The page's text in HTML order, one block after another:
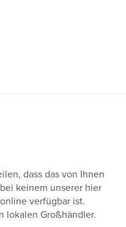
dass das von Ihnen
keinem unserer hier
verfügbar ist.
lokalen Großhändler.